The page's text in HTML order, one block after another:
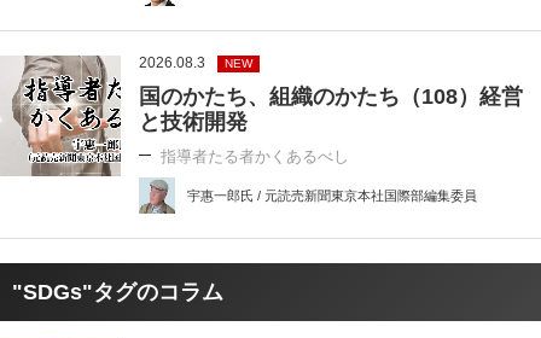
2026.08.3 NEW
国のかたち、組織のかたち（108）経営
と技術開発
指導者たる者かくあるべし
宇惠一郎氏 / 元読売新聞東京本社国際部編集委員
"SDGs"タグのコラム